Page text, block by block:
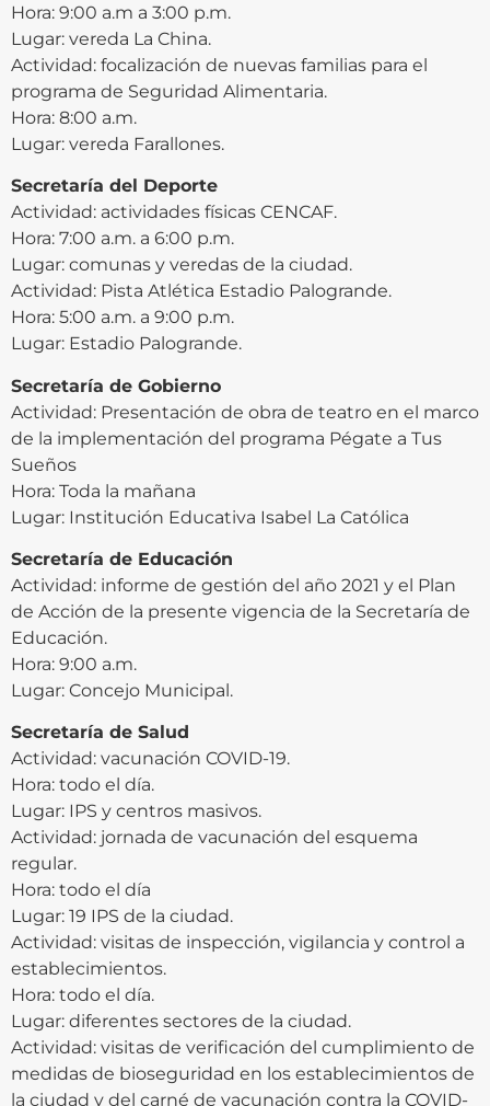
Hora: 9:00 a.m a 3:00 p.m.
Lugar: vereda La China.
Actividad: focalización de nuevas familias para el
programa de Seguridad Alimentaria.
Hora: 8:00 a.m.
Lugar: vereda Farallones.
Secretaría del Deporte
Actividad: actividades físicas CENCAF.
Hora: 7:00 a.m. a 6:00 p.m.
Lugar: comunas y veredas de la ciudad.
Actividad: Pista Atlética Estadio Palogrande.
Hora: 5:00 a.m. a 9:00 p.m.
Lugar: Estadio Palogrande.
Secretaría de Gobierno
Actividad: Presentación de obra de teatro en el marco
de la implementación del programa Pégate a Tus
Sueños
Hora: Toda la mañana
Lugar: Institución Educativa Isabel La Católica
Secretaría de Educación
Actividad: informe de gestión del año 2021 y el Plan
de Acción de la presente vigencia de la Secretaría de
Educación.
Hora: 9:00 a.m.
Lugar: Concejo Municipal.
Secretaría de Salud
Actividad: vacunación COVID-19.
Hora: todo el día.
Lugar: IPS y centros masivos.
Actividad: jornada de vacunación del esquema
regular.
Hora: todo el día
Lugar: 19 IPS de la ciudad.
Actividad: visitas de inspección, vigilancia y control a
establecimientos.
Hora: todo el día.
Lugar: diferentes sectores de la ciudad.
Actividad: visitas de verificación del cumplimiento de
medidas de bioseguridad en los establecimientos de
la ciudad y del carné de vacunación contra la COVID-